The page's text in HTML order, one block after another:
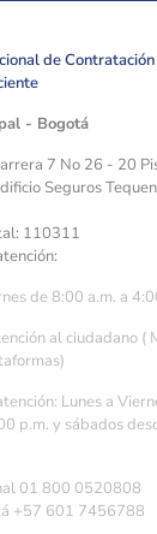
de
- Bogotá
7 No 26 - 20
Seguros
110311
de 8:00 a.m. a
al ciudadano (
Lunes a
p.m. y sábados
01 800 0520808
+57 601 7456788